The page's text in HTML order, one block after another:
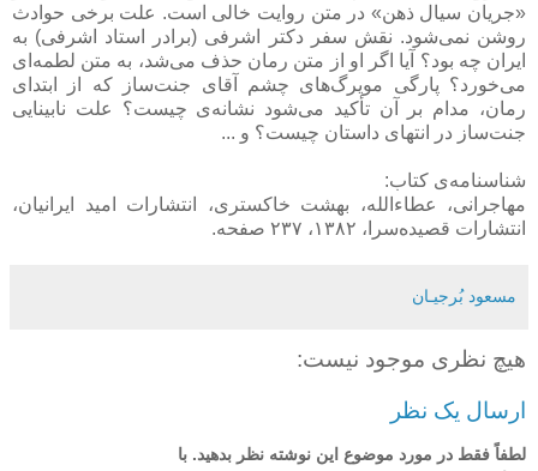
«جریان سیال ذهن» در متن روایت خالی است. علت برخی حوادث
روشن نمی‌شود. نقش سفر دکتر اشرفی (برادر استاد اشرفی) به
ایران چه بود؟ آیا اگر او از متن رمان حذف می‌شد، به متن لطمه‌ای
می‌خورد؟ پارگی مویرگ‌های چشم آقای جنت‌ساز که از ابتدای
رمان، مدام بر آن تأکید می‌شود نشانه‌ی چیست؟ علت نابینایی
جنت‌ساز در انتهای داستان چیست؟ و ...
شناسنامه‌ی کتاب:
مهاجرانی، عطاءالله، بهشت خاکستری،‌ انتشارات امید ایرانیان،
انتشارات قصیده‌سرا، ۱۳۸۲، ۲۳۷ صفحه.
مسعود بُرجيـان
هیچ نظری موجود نیست:
ارسال یک نظر
لطفاً فقط در مورد موضوع این نوشته نظر بدهید. با